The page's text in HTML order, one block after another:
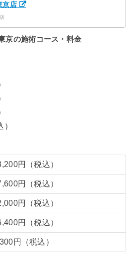
京店
京の施術コース・料金
円（税込）
円（税込）
円（税込）
円（税込）
円（税込）